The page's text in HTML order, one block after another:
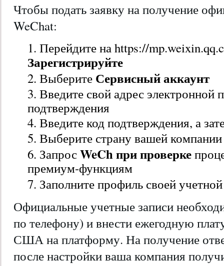
Чтобы подать заявку на получение
WeChat:
Перейдите на https://
Зарегистрируйте
Выберите Сервисный аккаунт
Введите свой адрес электронной
подтверждения
Введите код подтверждения, а
Выберите страну вашей
ЗапросWeCh при проверке
премиум-функциям
Заполните профиль своей
Официальные учетные записи
по телефону) и внести ежегодную
США на платформу. На получение
после настройки ваша компания